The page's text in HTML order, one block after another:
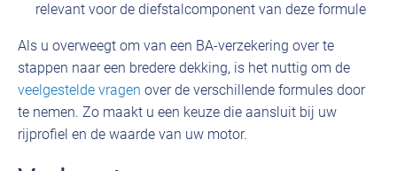
relevant voor de diefstalcomponent van deze formule
Als u overweegt om van een BA-verzekering over te
stappen naar een bredere dekking, is het nuttig om de
veelgestelde vragen over de verschillende formules door
te nemen. Zo maakt u een keuze die aansluit bij uw
rijprofiel en de waarde van uw motor.